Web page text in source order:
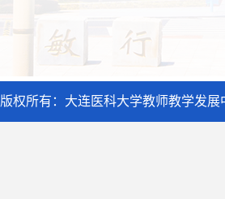
版权所有：大连医科大学教师教学发